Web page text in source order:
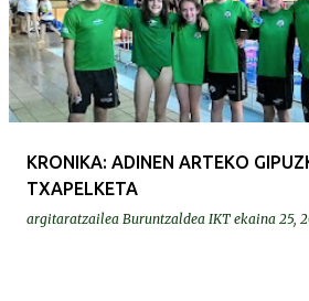
KRONIKA: ADINEN ARTEKO
TXAPELKETA
argitaratzailea Buruntzaldea IKT ekaina 25,